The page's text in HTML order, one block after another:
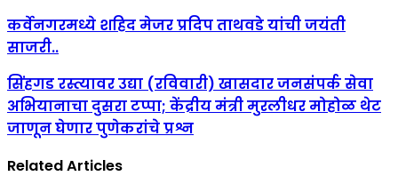
कर्वेनगरमध्ये शहिद मेजर प्रदिप ताथवडे यांची जयंती
साजरी..
सिंहगड रस्त्यावर उद्या (रविवारी) खासदार जनसंपर्क सेवा
अभियानाचा दुसरा टप्पा; केंद्रीय मंत्री मुरलीधर मोहोळ थेट
जाणून घेणार पुणेकरांचे प्रश्न
Related Articles